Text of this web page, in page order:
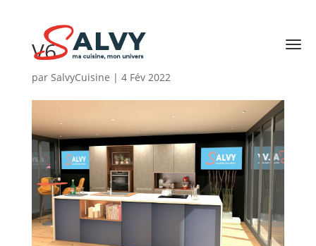
V6
par SalvyCuisine | 4 Fév 2022